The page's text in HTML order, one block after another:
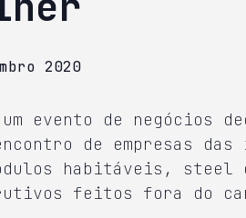
2020
evento de negócios
de empresas
habitáveis, steel
feitos fora do